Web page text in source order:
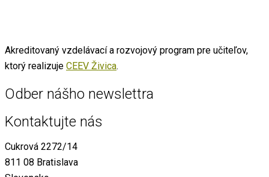
Akreditovaný vzdelávací a rozvojový program pre učiteľov,
ktorý realizuje CEEV Živica.
Odber nášho newslettra
Kontaktujte nás
Cukrová 2272/14
811 08 Bratislava